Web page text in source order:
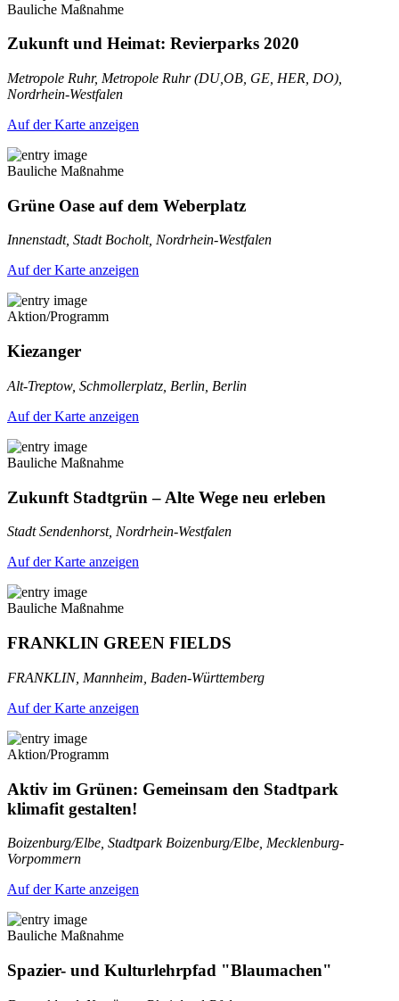
Bauliche Maßnahme
Zukunft und Heimat: Revierparks 2020
Metropole Ruhr, Metropole Ruhr (DU,OB, GE, HER, DO),
Nordrhein-Westfalen
Auf der Karte anzeigen
Bauliche Maßnahme
Grüne Oase auf dem Weberplatz
Innenstadt, Stadt Bocholt, Nordrhein-Westfalen
Auf der Karte anzeigen
Aktion/Programm
Kiezanger
Alt-Treptow, Schmollerplatz, Berlin, Berlin
Auf der Karte anzeigen
Bauliche Maßnahme
Zukunft Stadtgrün – Alte Wege neu erleben
Stadt Sendenhorst, Nordrhein-Westfalen
Auf der Karte anzeigen
Bauliche Maßnahme
FRANKLIN GREEN FIELDS
FRANKLIN, Mannheim, Baden-Württemberg
Auf der Karte anzeigen
Aktion/Programm
Aktiv im Grünen: Gemeinsam den Stadtpark
klimafit gestalten!
Boizenburg/Elbe, Stadtpark Boizenburg/Elbe, Mecklenburg-
Vorpommern
Auf der Karte anzeigen
Bauliche Maßnahme
Spazier- und Kulturlehrpfad "Blaumachen"